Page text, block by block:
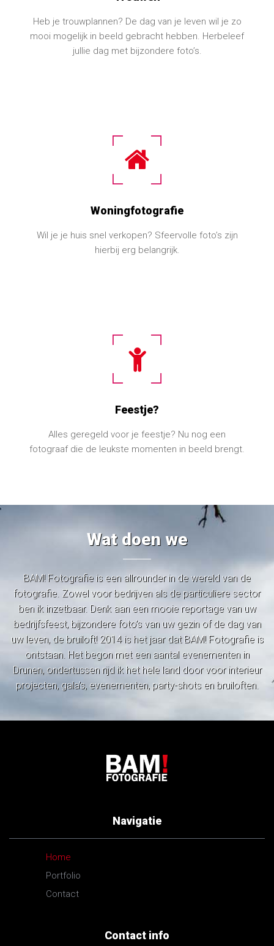
Heb je trouwplannen? De dag van je leven wil je zo
mooi mogelijk in beeld gebracht hebben. Herbeleef
jullie dag met bijzondere foto’s.
Woningfotografie
Wil je je huis snel verkopen? Sfeervolle foto’s zijn
hierbij erg belangrijk.
Feestje?
Alles geregeld voor je feestje? Nu nog een
fotograaf die de leukste momenten in beeld brengt.
Wat doen we
BAM! Fotografie is een allrounder in de wereld van de
fotografie. Zowel voor bedrijven als de particuliere sector
ben ik inzetbaar. Denk aan een mooie reportage van uw
bedrijfsfeest, bijzondere foto’s van uw gezin of de dag van
uw leven, de bruiloft! 2014 is het jaar dat BAM! Fotografie is
ontstaan. Het begon met een aantal evenementen in
Drunen, ondertussen rijd ik het hele land door voor interieur
projecten, gala’s, evenementen, party-shots en bruiloften.
Navigatie
Home
Portfolio
Contact
Contact info